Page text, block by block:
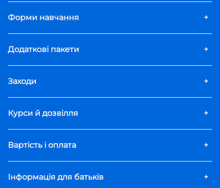
Форми навчання +
Додаткові пакети +
Заходи +
Курси й дозвілля +
Вартість і оплата +
Інформація для батьків +